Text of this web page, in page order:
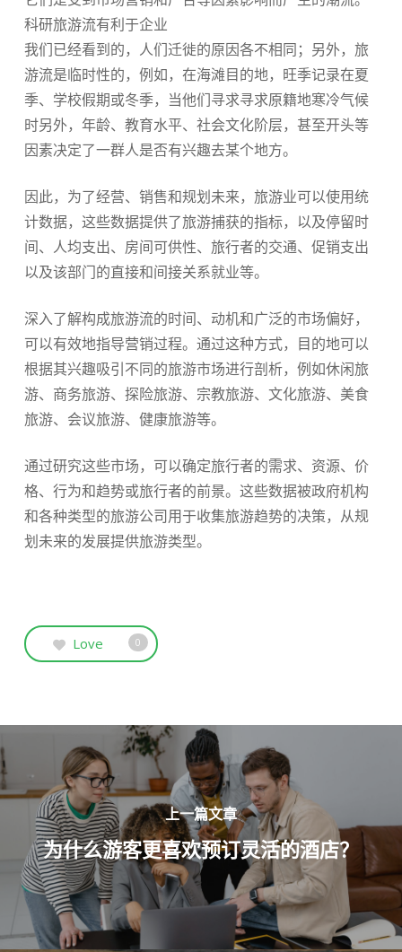
科研旅游流有利于企业
我们已经看到的，人们迁徙的原因各不相同；另外，旅
游流是临时性的，例如，在海滩目的地，旺季记录在夏
季、学校假期或冬季，当他们寻求寻求原籍地寒冷气候
时另外，年龄、教育水平、社会文化阶层，甚至开头等
因素决定了一群人是否有兴趣去某个地方。
因此，为了经营、销售和规划未来，旅游业可以使用统
计数据，这些数据提供了旅游捕获的指标，以及停留时
间、人均支出、房间可供性、旅行者的交通、促销支出
以及该部门的直接和间接关系就业等。
深入了解构成旅游流的时间、动机和广泛的市场偏好，
可以有效地指导营销过程。通过这种方式，目的地可以
根据其兴趣吸引不同的旅游市场进行剖析，例如休闲旅
游、商务旅游、探险旅游、宗教旅游、文化旅游、美食
旅游、会议旅游、健康旅游等。
通过研究这些市场，可以确定旅行者的需求、资源、价
格、行为和趋势或旅行者的前景。这些数据被政府机构
和各种类型的旅游公司用于收集旅游趋势的决策，从规
划未来的发展提供旅游类型。
Love 0
上一篇文章
为什么游客更喜欢预订灵活的酒店？